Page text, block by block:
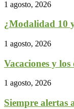
1 agosto, 2026
¿Modalidad 10
1 agosto, 2026
Vacaciones y
1 agosto, 2026
Siempre alertas